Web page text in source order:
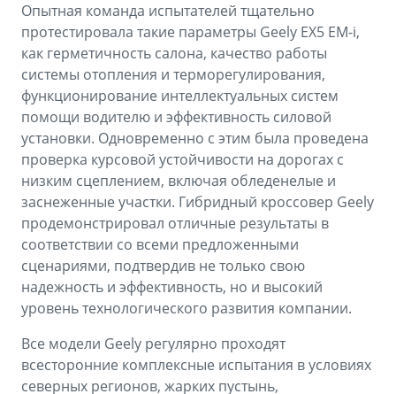
Опытная команда испытателей тщательно
протестировала такие параметры Geely EX5 EM-i,
как герметичность салона, качество работы
системы отопления и терморегулирования,
функционирование интеллектуальных систем
помощи водителю и эффективность силовой
установки. Одновременно с этим была проведена
проверка курсовой устойчивости на дорогах с
низким сцеплением, включая обледенелые и
заснеженные участки. Гибридный кроссовер Geely
продемонстрировал отличные результаты в
соответствии со всеми предложенными
сценариями, подтвердив не только свою
надежность и эффективность, но и высокий
уровень технологического развития компании.
Все модели Geely регулярно проходят
всесторонние комплексные испытания в условиях
северных регионов, жарких пустынь,